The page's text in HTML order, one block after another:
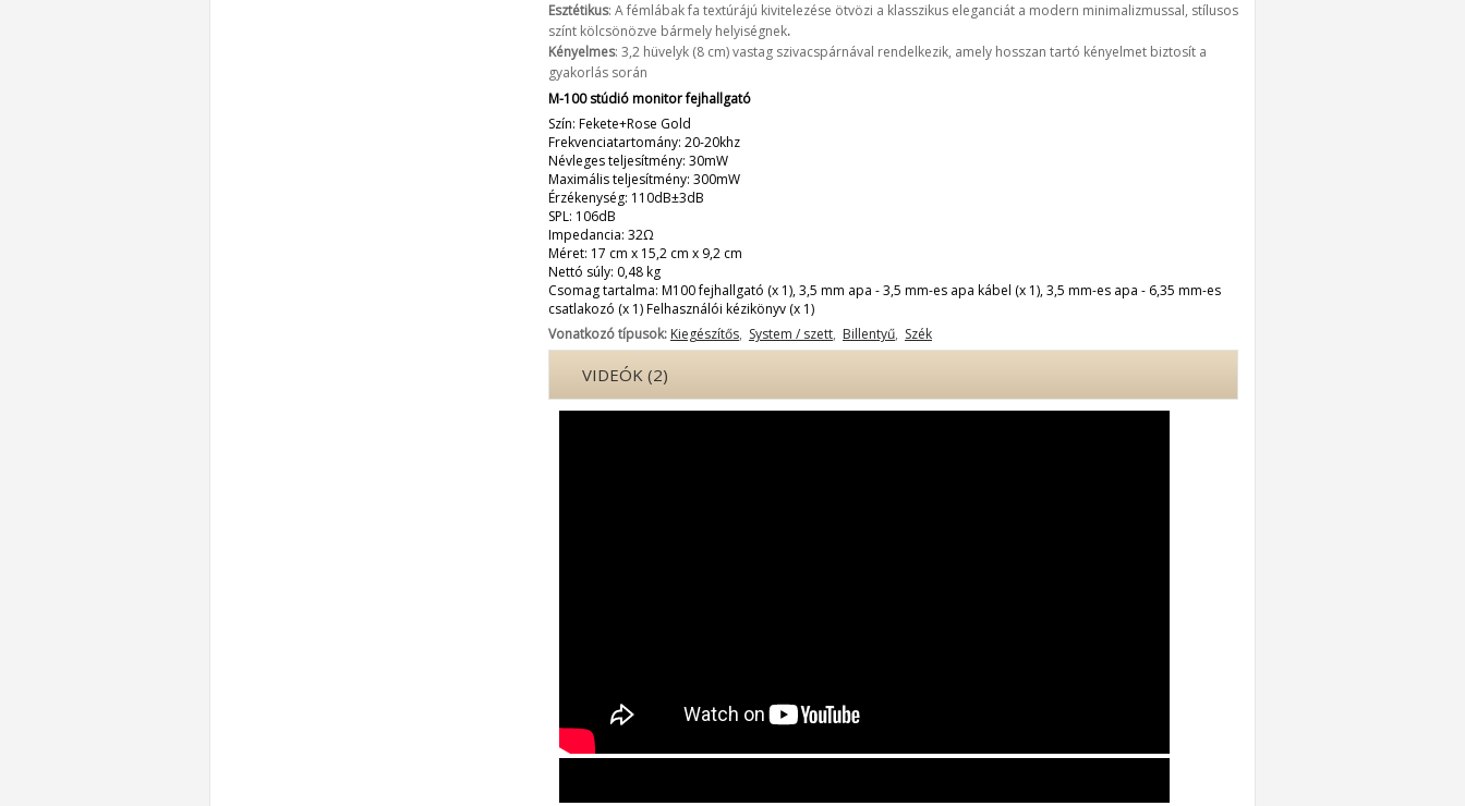
Esztétikus: A fémlábak fa textúrájú kivitelezése ötvözi a klasszikus eleganciát a modern minimalizmussal, stílusos
színt kölcsönözve bármely helyiségnek.
Kényelmes: 3,2 hüvelyk (8 cm) vastag szivacspárnával rendelkezik, amely hosszan tartó kényelmet biztosít a
gyakorlás során
M-100 stúdió monitor fejhallgató
Szín: Fekete+Rose Gold
Frekvenciatartomány: 20-20khz
Névleges teljesítmény: 30mW
Maximális teljesítmény: 300mW
Érzékenység: 110dB±3dB
SPL: 106dB
Impedancia: 32Ω
Méret: 17 cm x 15,2 cm x 9,2 cm
Nettó súly: 0,48 kg
Csomag tartalma: M100 fejhallgató (x 1), 3,5 mm apa - 3,5 mm-es apa kábel (x 1), 3,5 mm-es apa - 6,35 mm-es
csatlakozó (x 1) Felhasználói kézikönyv (x 1)
Vonatkozó típusok: Kiegészítős, System / szett, Billentyű, Szék
VIDEÓK (2)